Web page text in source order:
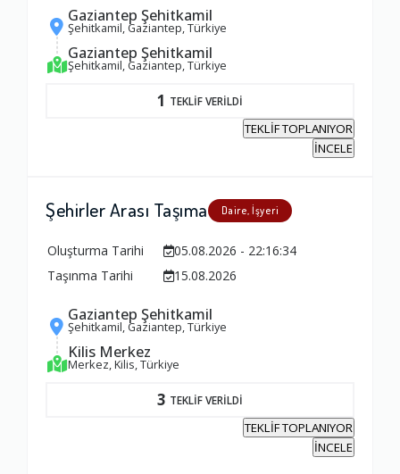
Gaziantep Şehitkamil
Şehitkamil, Gaziantep, Türkiye
Gaziantep Şehitkamil
Şehitkamil, Gaziantep, Türkiye
1 TEKLİF VERİLDİ
TEKLİF TOPLANIYOR
İNCELE
Şehirler Arası Taşıma Daire, İşyeri
Oluşturma Tarihi
05.08.2026 - 22:16:34
Taşınma Tarihi
15.08.2026
Gaziantep Şehitkamil
Şehitkamil, Gaziantep, Türkiye
Kilis Merkez
Merkez, Kilis, Türkiye
3 TEKLİF VERİLDİ
TEKLİF TOPLANIYOR
İNCELE